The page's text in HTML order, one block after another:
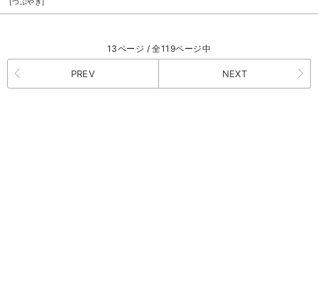
13ページ / 全119ページ中
PREV NEXT